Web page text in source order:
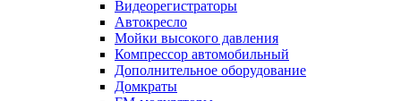
Видеорегистраторы
Автокресло
Мойки высокого давления
Компрессор автомобильный
Дополнительное оборудование
Домкраты